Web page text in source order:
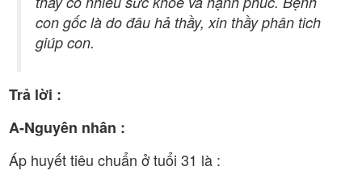
con gốc là do đâu hả thầy, xin thầy phân tich
giúp con.
Trả lời :
A-Nguyên nhân :
Áp huyết tiêu chuẩn ở tuổi 31 là :